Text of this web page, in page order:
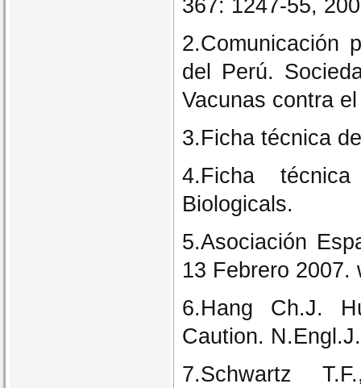
367: 1247-55,
2.Comunicación
del Perú.
Vacunas contra
3.Ficha técnica
4.Ficha
Biologicals.
5.Asociación
13 Febrero 2007.
6.Hang Ch.J.
Caution.
7.Schwartz